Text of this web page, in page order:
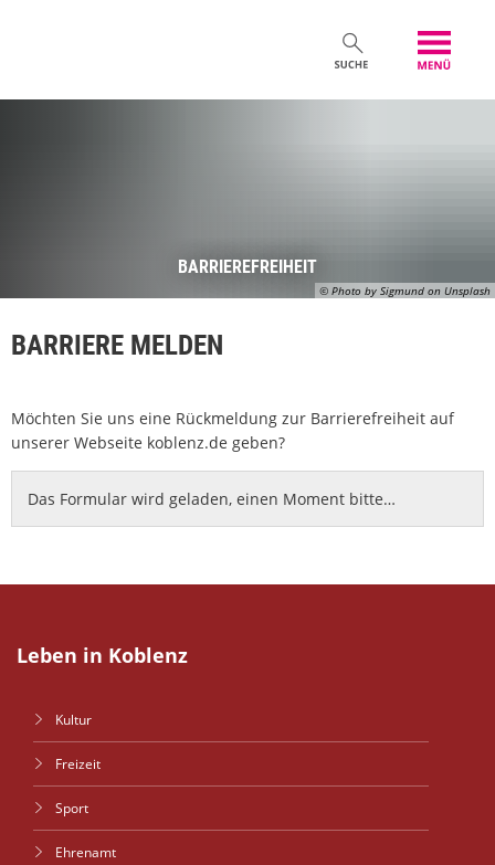
© Photo by Sigmund on Unsplash
BARRIEREFREIHEIT
BARRIERE MELDEN
Möchten Sie uns eine Rückmeldung zur Barrierefreiheit auf
unserer Webseite koblenz.de geben?
Das Formular wird geladen, einen Moment bitte…
Leben in Koblenz
Kultur
Freizeit
Sport
Ehrenamt